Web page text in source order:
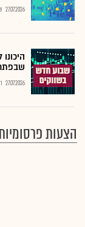
27.07.2026
27.07.2026
הצעות